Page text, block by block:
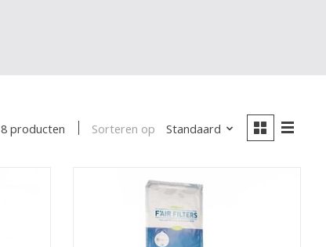
8 producten Sorteren op Standaard